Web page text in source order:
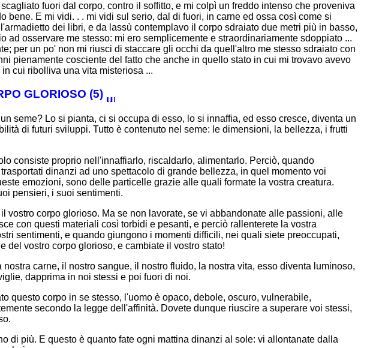
fuori dal corpo, contro il soffitto, e mi colpì un freddo intenso che proveniva
E mi vidi. . . mi vidi sul serio, dal di fuori, in carne ed ossa così come si
dei libri, e da lassù contemplavo il corpo sdraiato due metri più in basso,
osservare me stesso: mi ero semplicemente e straordinariamente sdoppiato ...
per un po' non mi riusci di staccare gli occhi da quell'altro me stesso sdraiato con
pienamente cosciente del fatto che anche in quello stato in cui mi trovavo avevo
cui ribolliva una vita misteriosa ...
GLORIOSO (5)
seme? Lo si pianta, ci si occupa di esso, lo si innaffia, ed esso cresce, diventa un
di futuri sviluppi. Tutto è contenuto nel seme: le dimensioni, la bellezza, i frutti
consiste proprio nell'innaffiarlo, riscaldarlo, alimentarlo. Perciò, quando
dinanzi ad uno spettacolo di grande bellezza, in quel momento voi
emozioni, sono delle particelle grazie alle quali formate la vostra creatura.
pensieri, i suoi sentimenti.
corpo glorioso. Ma se non lavorate, se vi abbandonate alle passioni, alle
con questi materiali così torbidi e pesanti, e perciò rallenterete la vostra
sentimenti, e quando giungono i momenti difficili, nei quali siete preoccupati,
del vostro corpo glorioso, e cambiate il vostro stato!
carne, il nostro sangue, il nostro fluido, la nostra vita, esso diventa luminoso,
dapprima in noi stessi e poi fuori di noi.
questo corpo in se stesso, l'uomo è opaco, debole, oscuro, vulnerabile,
secondo la legge dell'affinità. Dovete dunque riuscire a superare voi stessi,
di più. E questo è quanto fate ogni mattina dinanzi al sole: vi allontanate dalla